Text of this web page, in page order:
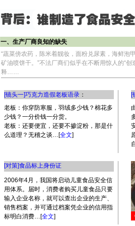
一、生产厂商良知的缺失
“蔬菜傍农药，陈米着靓妆，面粉兑尿素，海鲜泡
矿油喷饼干。”不法厂商们似乎在不断用惊人的“创
释……
[镜头一]巧克力造假老板语录 ：
[
老板：你穿防寒服，羽绒多少钱？棉花多
少钱？一分价钱一分货。
老板：还要便宜，还要不掺淀粉，那是什
么道理？无稽之谈…[全文]
[对策]食品标上身份证
2006年4月，我国将启动儿童食品安全信
用体系。届时，消费者购买儿童食品只要
输入企业名称，就可以查出企业的生产、
销售档案，并可通过档案凭企业的信用指
标明白消费…[全文]